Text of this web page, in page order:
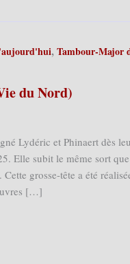
,Tambour-Major
du Nord)
Lydéric et Phinaert dès
Elle subit le même sort que
grosse-tête a été
[…]